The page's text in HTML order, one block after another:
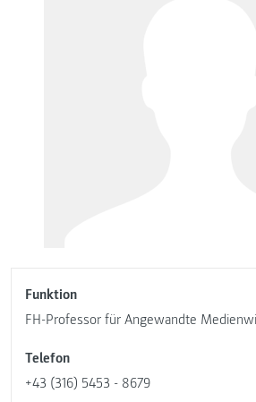
Funktion
FH-Professor für Angewandte
Telefon
+43 (316) 5453 - 8679